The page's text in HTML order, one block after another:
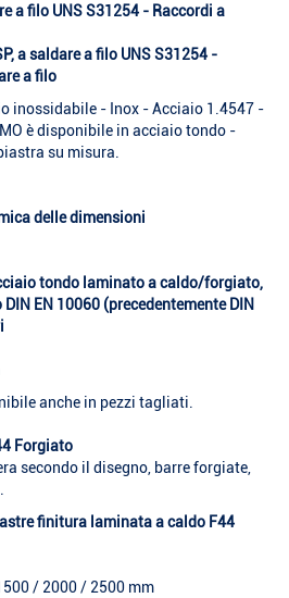
a filo UNS S31254 - Raccordi a
a saldare a filo UNS S31254 -
a filo
inossidabile - Inox - Acciaio 1.4547 -
è disponibile in acciaio tondo -
su misura.
delle dimensioni
tondo laminato a caldo/forgiato,
EN 10060 (precedentemente DIN
anche in pezzi tagliati.
Forgiato
secondo il disegno, barre forgiate,
finitura laminata a caldo F44
/ 2000 / 2500 mm